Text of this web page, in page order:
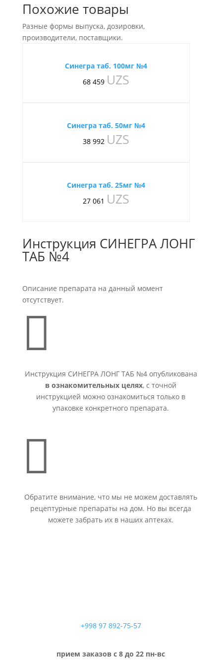
Похожие товары
Разные формы выпуска, дозировки,
производители, поставщики.
Синегра таб. 100мг №4
68 459 UZS
Синегра таб. 50мг №4
38 992 UZS
Синегра таб. 25мг №4
27 061 UZS
Инструкция СИНЕГРА ЛОНГ
ТАБ №4
Описание препарата на данный момент
отсутствует.

Инструкция СИНЕГРА ЛОНГ ТАБ №4 опубликована
в ознакомительных целях, с точной
инструкцией можно ознакомиться только в
упаковке конкретного препарата.

Обратите внимание, что мы не можем доставлять
рецептурные препараты на дом. Но вы всегда
можете забрать их в наших аптеках.
+998 97 892-75-57
прием заказов с 8 до 22 пн-вс